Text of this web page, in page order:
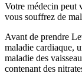
Votre médecin peut
vous souffrez de
Avant de prendre
maladie cardiaque,
maladie des
contenant des